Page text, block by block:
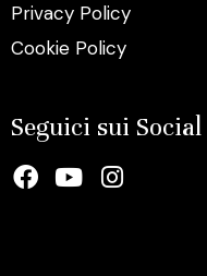
Privacy Policy
Cookie Policy
Seguici sui Social